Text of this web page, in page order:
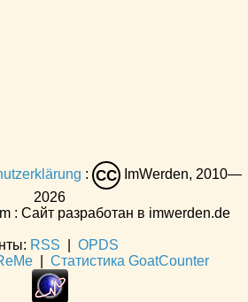
: CC
ImWerden, 2010—
2026
: Сайт разработан в imwerden.de
RSS
OPDS
Статистика GoatCounter